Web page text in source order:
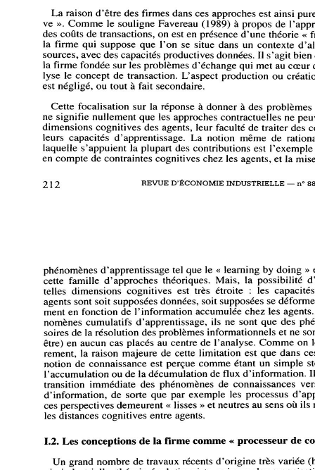
La raison d'être des firmes dans ces approches est ainsi
défensive ». Comme le souligne Favereau (1989) à propos de
des coûts de transactions, on est en présence d'une théorie «
la firme qui suppose que l'on se situe dans un contexte
ressources, avec des capacités productives données. Il s'agit
la firme fondée sur les problèmes d'échange qui met au cœur
d'analyse le concept de transaction. L'aspect production ou
est négligé, ou tout à fait secondaire.
Cette focalisation sur la réponse à donner à des
ne signifie nullement que les approches contractuelles ne
dimensions cognitives des agents, leur faculté de traiter des
leurs
capacités d'apprentissage. La notion même de
laquelle s'appuient la plupart des contributions est
en compte de contraintes cognitives chez les agents, et la
212 REVUE D'ÉCONOMIE INDUSTRIELLE — n°
phénomènes d'apprentissage tel que le « learning by doing
cette
famille d'approches théoriques. Mais, la possibilité
telles
dimensions cognitives est très étroite les
agents sont soit supposées données, soit supposées se
ment en fonction de l'information accumulée chez les
phénomènes cumulatifs d'apprentissage, ils ne sont que des
accessoires de la résolution des problèmes informationnels et ne
être) en aucun cas placés au centre de l'analyse. Comme on
ultérieurement, la raison majeure de cette limitation est que dans
notion de connaissance est perçue comme étant un simple
l'accumulation ou de la décumulation de flux d'information.
transition
immédiate des phénomènes de connaissances
d'information, de sorte que par exemple les processus
ces perspectives demeurent « lisses » et neutres au sens où ils
les distances cognitives entre agents.
1.2. Les conceptions de la firme comme « processeur de
Un grand nombre de travaux récents d'origine très variée